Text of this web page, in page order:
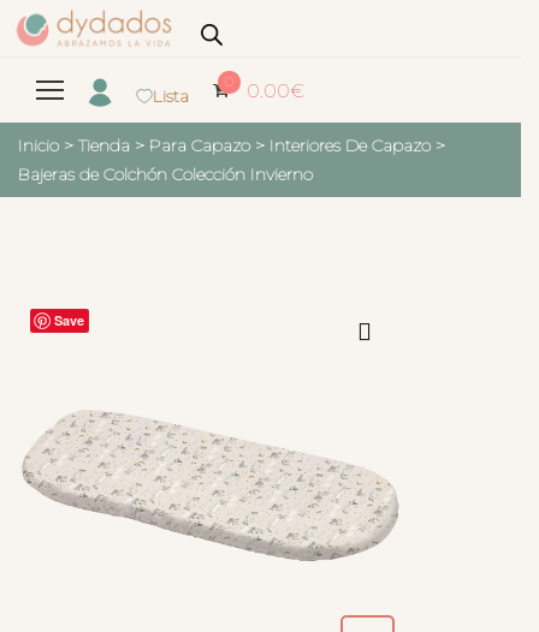
Lista
0 0.00€
Inicio > Tienda > Para Capazo > Interiores De Capazo >
Bajeras de Colchón Colección Invierno
Save